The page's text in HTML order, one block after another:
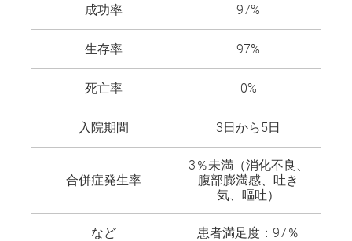
成功率 97%
生存率 97%
死亡率 0%
入院期間 3日から5日
合併症発生率
3％未満（消化不良、
腹部膨満感、吐き
気、嘔吐）
など 患者満足度：97％